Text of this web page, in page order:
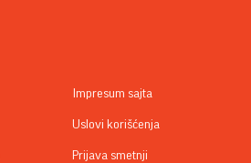
Impresum sajta
Uslovi korišćenja
Prijava smetnji